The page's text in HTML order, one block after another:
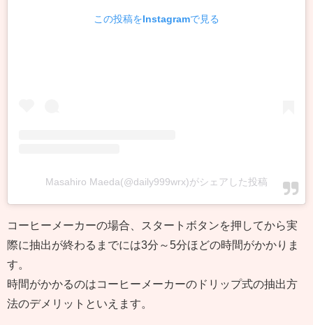
この投稿をInstagramで見る
Masahiro Maeda(@daily999wrx)がシェアした投稿
コーヒーメーカーの場合、スタートボタンを押してから実
際に抽出が終わるまでには3分～5分ほどの時間がかかりま
す。
時間がかかるのはコーヒーメーカーのドリップ式の抽出方
法のデメリットといえます。